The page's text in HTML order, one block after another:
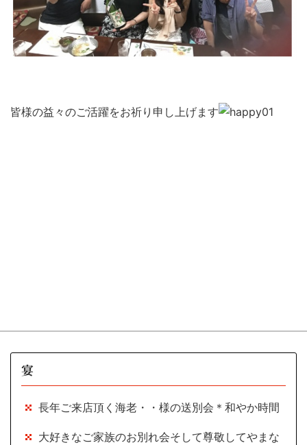
皆様の益々のご活躍をお祈り申し上げます
宴
長年ご来店頂く海老・・様の送別会＊和やか時間
大好きなご家族のお別れ会そして尊敬してやまな